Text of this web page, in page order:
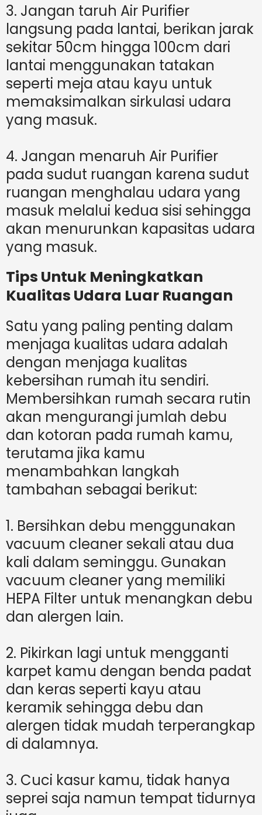
3. Jangan taruh Air Purifier
langsung pada lantai, berikan jarak
sekitar 50cm hingga 100cm dari
lantai menggunakan tatakan
seperti meja atau kayu untuk
memaksimalkan sirkulasi udara
yang masuk.
4. Jangan menaruh Air Purifier
pada sudut ruangan karena sudut
ruangan menghalau udara yang
masuk melalui kedua sisi sehingga
akan menurunkan kapasitas udara
yang masuk.
Tips Untuk Meningkatkan
Kualitas Udara Luar Ruangan
Satu yang paling penting dalam
menjaga kualitas udara adalah
dengan menjaga kualitas
kebersihan rumah itu sendiri.
Membersihkan rumah secara rutin
akan mengurangi jumlah debu
dan kotoran pada rumah kamu,
terutama jika kamu
menambahkan langkah
tambahan sebagai berikut:
1. Bersihkan debu menggunakan
vacuum cleaner sekali atau dua
kali dalam seminggu. Gunakan
vacuum cleaner yang memiliki
HEPA Filter untuk menangkan debu
dan alergen lain.
2. Pikirkan lagi untuk mengganti
karpet kamu dengan benda padat
dan keras seperti kayu atau
keramik sehingga debu dan
alergen tidak mudah terperangkap
di dalamnya.
3. Cuci kasur kamu, tidak hanya
seprei saja namun tempat tidurnya